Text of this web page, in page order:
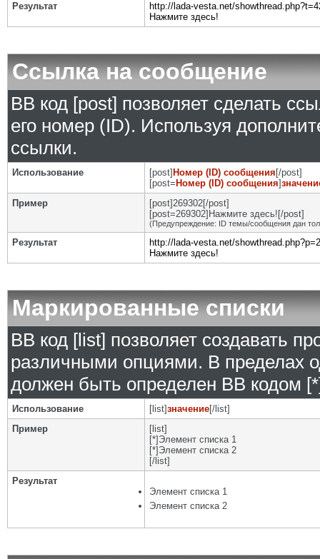
Результат
http://lada-vesta.net/
Нажмите здесь!
Ссылка на сообщение
BB код [post] позволяет сделать
его номер (ID). Используя
ссылки.
Использование [post] Номер (ID) сообщения [/post]
[post= Номер (ID) сообщения]
Пример
[post]269302[/post]
[post=269302]Нажмите здесь![/post]
(Предупреждение: ID темы/сообщения дан
Результат
http://lada-vesta.net/
Нажмите здесь!
Маркированные списки
BB код [list] позволяет создавать
различными опциями. В пределах
должен быть определен BB кодом
Использование [list]значение[/list]
Пример
[list]
[*]Элемент списка 1
[*]Элемент списка 2
[/list]
Результат
Элемент списка 1
Элемент списка 2